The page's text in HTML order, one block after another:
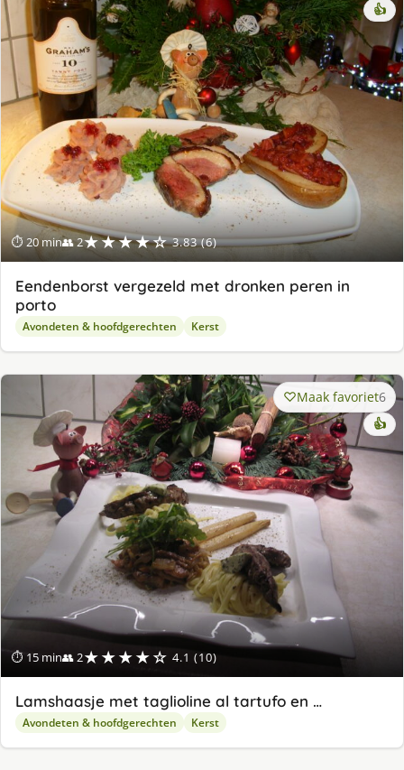
⏱ 20 min👥 2★★★★☆ 3.83 (6)
👍
Eendenborst vergezeld met dronken peren in
porto
Avondeten & hoofdgerechten Kerst
⏱ 15 min👥 2★★★★☆ 4.1 (10)
Maak favoriet6
👍
Lamshaasje met taglioline al tartufo en …
Avondeten & hoofdgerechten Kerst